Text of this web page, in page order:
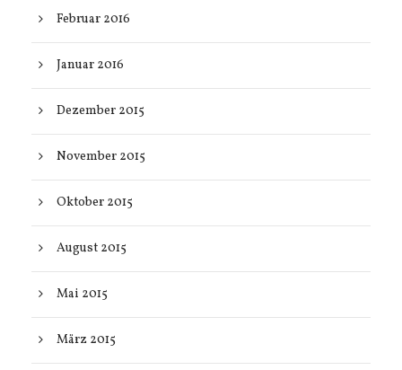
Februar 2016
Januar 2016
Dezember 2015
November 2015
Oktober 2015
August 2015
Mai 2015
März 2015